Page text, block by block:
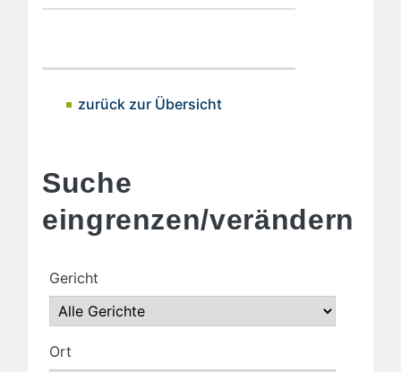
zurück zur Übersicht
Suche
eingrenzen/verändern
Gericht
Ort